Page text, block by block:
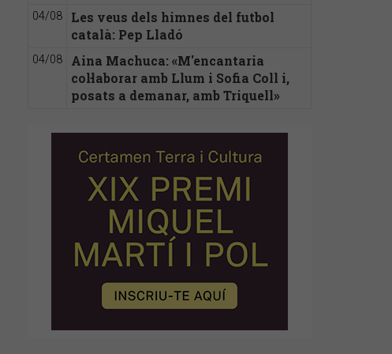
04/08
Les veus dels himnes del futbol
català: Pep Lladó
04/08
Aina Machuca: «M'encantaria
col·laborar amb Llum i Sofia Coll i,
posats a demanar, amb Triquell»